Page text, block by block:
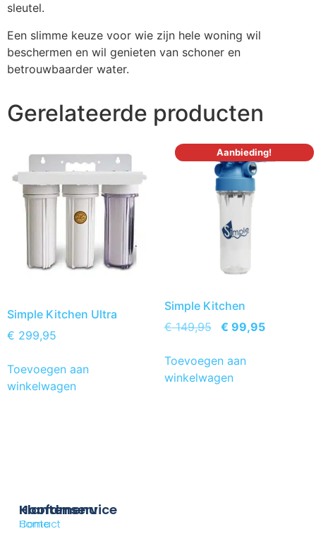
sleutel.
Een slimme keuze voor wie zijn hele woning wil
beschermen en wil genieten van schoner en
betrouwbaarder water.
Gerelateerde producten
Simple Kitchen Ultra
€ 299,95
Toevoegen aan
winkelwagen
Aanbieding!
Simple Kitchen
€149,95 € 99,95
Toevoegen aan
winkelwagen
Klantenservice
Contact
Hoofdmenu
Home